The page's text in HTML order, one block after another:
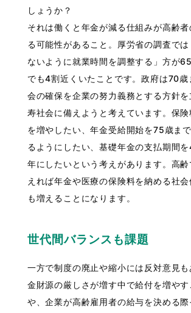
しょうか？
それは働くと年金が減る仕組みが高齢者
る可能性があること。厚労省の調査では
ないように就業時間を調整する」方が
でも4割近くいたことです。政府は70歳
会の確保を企業の努力義務とする方針
寿社会に備えようと考えています。保険
を増やしたい、年金受給開始を75歳ま
るようにしたい、基礎年金の支払期間
年にしたいという考えがあります。高
えれば年金や医療の保険料を納める社
も増えることになります。
世代間バランスも課題
一方で制度の廃止や縮小には反対意見
金財源の厳しさが増す中で給付を増や
や、企業が高齢雇用者の給与を決める